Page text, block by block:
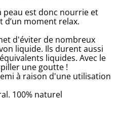
peau est donc nourrie et
moment relax.
d'éviter de nombreux
liquide. Ils durent aussi
liquides. Avec le
une goutte !
à raison d'une utilisation
100% naturel